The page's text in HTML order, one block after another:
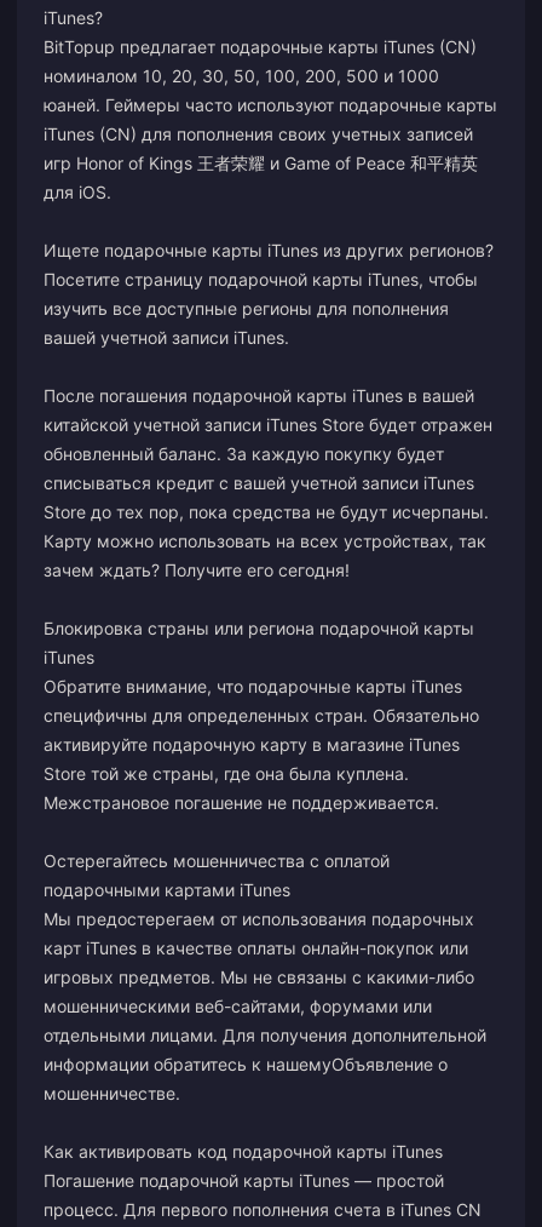
iTunes?
BitTopup предлагает подарочные карты iTunes (CN)
номиналом 10, 20, 30, 50, 100, 200, 500 и 1000
юаней. Геймеры часто используют подарочные карты
iTunes (CN) для пополнения своих учетных записей
игр Honor of Kings 王者荣耀 и Game of Peace 和平精英
для iOS.
Ищете подарочные карты iTunes из других регионов?
Посетите страницу подарочной карты iTunes, чтобы
изучить все доступные регионы для пополнения
вашей учетной записи iTunes.
После погашения подарочной карты iTunes в вашей
китайской учетной записи iTunes Store будет отражен
обновленный баланс. За каждую покупку будет
списываться кредит с вашей учетной записи iTunes
Store до тех пор, пока средства не будут исчерпаны.
Карту можно использовать на всех устройствах, так
зачем ждать? Получите его сегодня!
Блокировка страны или региона подарочной карты
iTunes
Обратите внимание, что подарочные карты iTunes
специфичны для определенных стран. Обязательно
активируйте подарочную карту в магазине iTunes
Store той же страны, где она была куплена.
Межстрановое погашение не поддерживается.
Остерегайтесь мошенничества с оплатой
подарочными картами iTunes
Мы предостерегаем от использования подарочных
карт iTunes в качестве оплаты онлайн-покупок или
игровых предметов. Мы не связаны с какими-либо
мошенническими веб-сайтами, форумами или
отдельными лицами. Для получения дополнительной
информации обратитесь к нашемуОбъявление о
мошенничестве.
Как активировать код подарочной карты iTunes
Погашение подарочной карты iTunes — простой
процесс. Для первого пополнения счета в iTunes CN